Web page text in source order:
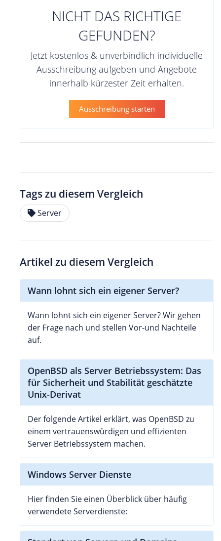
NICHT DAS RICHTIGE
GEFUNDEN?
Jetzt kostenlos & unverbindlich individuelle
Ausschreibung aufgeben und Angebote
innerhalb kürzester Zeit erhalten.
Ausschreibung starten
Tags zu diesem Vergleich
Server
Artikel zu diesem Vergleich
Wann lohnt sich ein eigener Server?
Wann lohnt sich ein eigener Server? Wir gehen
der Frage nach und stellen Vor-und Nachteile
auf.
OpenBSD als Server Betriebssystem: Das
für Sicherheit und Stabilität geschätzte
Unix-Derivat
Der folgende Artikel erklärt, was OpenBSD zu
einem vertrauenswürdigen und effizienten
Server Betriebssystem machen.
Windows Server Dienste
Hier finden Sie einen Überblick über häufig
verwendete Serverdienste: